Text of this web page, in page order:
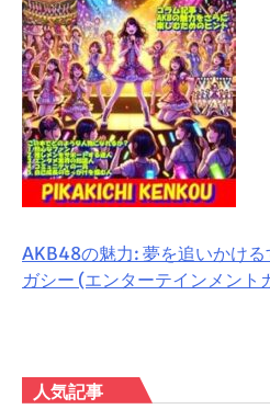
AKB48の魅力: 夢を追いかけ
ガシー (エンターテインメント
人気記事